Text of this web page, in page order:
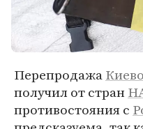
Перепродажа
получил от стран
противостояния с